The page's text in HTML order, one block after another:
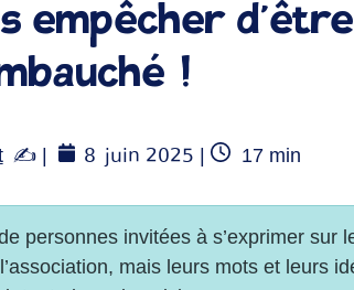
empêcher d’être
!
| 8 juin 2025 |
Temps
17 min